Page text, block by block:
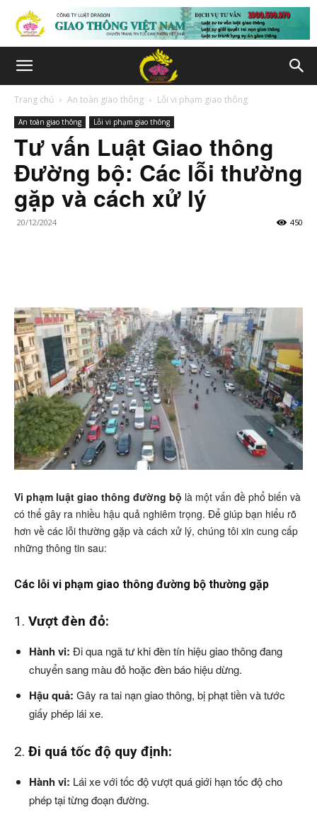
Trang chủ An toàn giao thông Lỗi vi phạm giao thông
An toàn giao thông Lỗi vi phạm giao thông
Tư vấn Luật Giao thông
Đường bộ: Các lỗi thường
gặp và cách xử lý
20/12/2024 450
Vi phạm luật giao thông đường bộ là một vấn đề phổ biến và
có thể gây ra nhiều hậu quả nghiêm trọng. Để giúp bạn hiểu rõ
hơn về các lỗi thường gặp và cách xử lý, chúng tôi xin cung cấp
những thông tin sau:
Các lỗi vi phạm giao thông đường bộ thường gặp
1. Vượt đèn đỏ:
Hành vi: Đi qua ngã tư khi đèn tín hiệu giao thông đang
chuyển sang màu đỏ hoặc đèn báo hiệu dừng.
Hậu quả: Gây ra tai nạn giao thông, bị phạt tiền và tước
giấy phép lái xe.
2. Đi quá tốc độ quy định:
Hành vi: Lái xe với tốc độ vượt quá giới hạn tốc độ cho
phép tại từng đoạn đường.